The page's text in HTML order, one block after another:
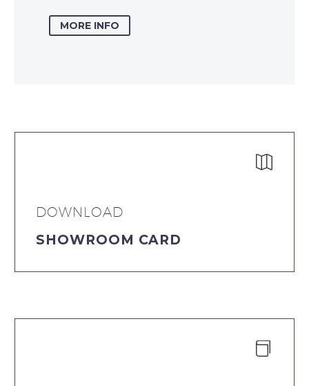
MORE INFO


DOWNLOAD
SHOWROOM CARD

